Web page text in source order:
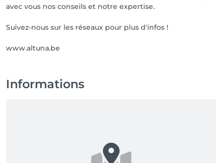
avec vous nos conseils et notre expertise.
Suivez-nous sur les réseaux pour plus d'infos !
www.altuna.be
Informations